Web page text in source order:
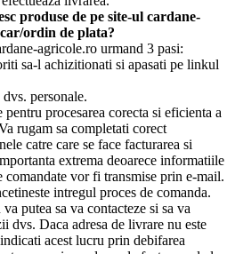
produse de pe site-ul cardane-
ordin de plata?
agricole.ro urmand 3 pasi:
sa-l achizitionati si apasati pe linkul
personale.
procesarea corecta si eficienta a
rugam sa completati corect
catre care se face facturarea si
extrema deoarece informatiile
comandate vor fi transmise prin e-mail.
intregul proces de comanda.
putea sa va contacteze si sa va
dvs. Daca adresa de livrare nu este
acest lucru prin debifarea